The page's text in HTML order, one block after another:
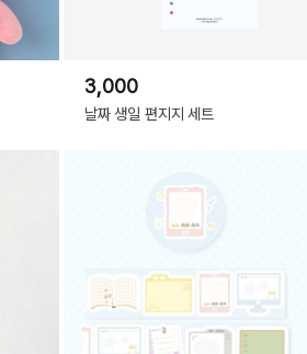
3,000
날짜 생일 편지지 세트